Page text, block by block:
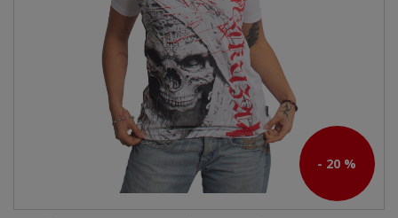
- 20 %